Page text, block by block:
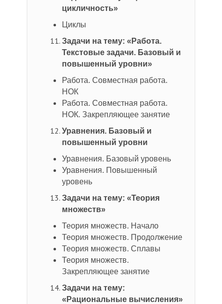
цикличность»
Циклы
Задачи на тему: «Работа.
Текстовые задачи. Базовый и
повышенный уровни»
Работа. Совместная работа.
НОК
Работа. Совместная работа.
НОК. Закрепляющее занятие
Уравнения. Базовый и
повышенный уровни
Уравнения. Базовый уровень
Уравнения. Повышенный
уровень
Задачи на тему: «Теория
множеств»
Теория множеств. Начало
Теория множеств. Продолжение
Теория множеств. Сплавы
Теория множеств.
Закрепляющее занятие
Задачи на тему:
«Рациональные вычисления»